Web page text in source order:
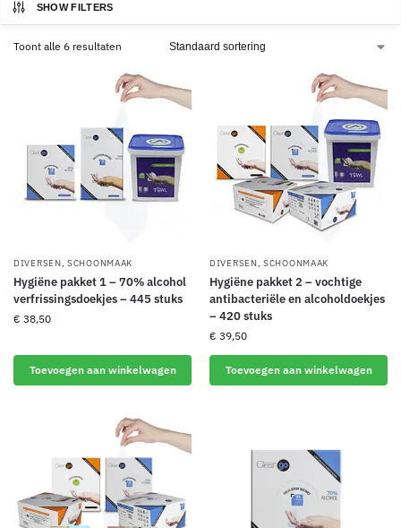
SHOW FILTERS
Toont alle 6 resultaten
DIVERSEN,SCHOONMAAK
Hygiëne pakket 1 – 70% alcohol
verfrissingsdoekjes – 445 stuks
€ 38,50
Toevoegen aan winkelwagen
DIVERSEN,SCHOONMAAK
Hygiëne pakket 2 – vochtige
antibacteriële en alcoholdoekjes
– 420 stuks
€ 39,50
Toevoegen aan winkelwagen